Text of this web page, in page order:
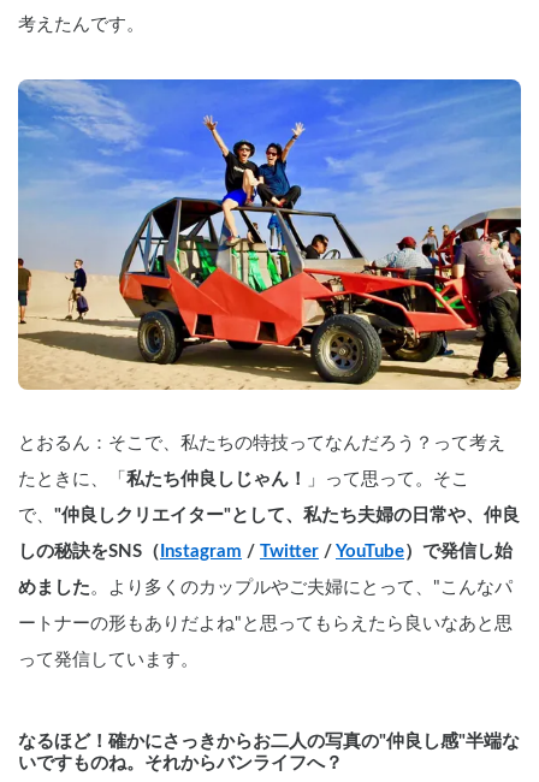
考えたんです。
とおるん：そこで、私たちの特技ってなんだろう？って考え
たときに、「 私たち仲良しじゃん！
」って思って。そこ
で、 "仲良しクリエイター"として、私たち夫婦の日常や、仲良
しの秘訣をSNS（ Instagram / Twitter / YouTube）で発信し始
めました 。より多くのカップルやご夫婦にとって、"こんなパ
ートナーの形もありだよね"と思ってもらえたら良いなあと思
って発信しています。
なるほど！確かにさっきからお二人の写真の"仲良し感"半端な
いですものね。それからバンライフへ？